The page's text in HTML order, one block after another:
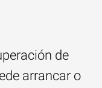
de
arrancar o